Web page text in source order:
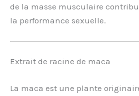
de la masse musculaire
la performance sexuelle.
Extrait de racine de maca
La maca est une plante